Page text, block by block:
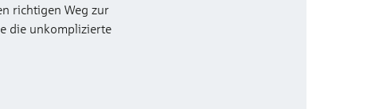
richtigen Weg zur
die unkomplizierte